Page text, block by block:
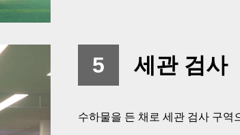
5 세관 검사
수하물을 든 채로 세관 검사 구역